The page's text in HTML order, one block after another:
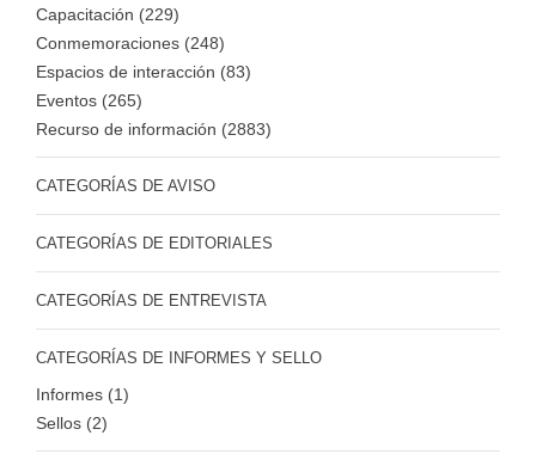
Capacitación (229)
Conmemoraciones (248)
Espacios de interacción (83)
Eventos (265)
Recurso de información (2883)
CATEGORÍAS DE AVISO
CATEGORÍAS DE EDITORIALES
CATEGORÍAS DE ENTREVISTA
CATEGORÍAS DE INFORMES Y SELLO
Informes (1)
Sellos (2)